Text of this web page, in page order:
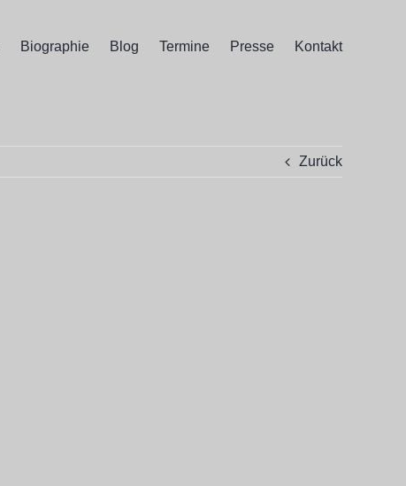
Biographie Blog Termine Presse Kontakt
Zurück